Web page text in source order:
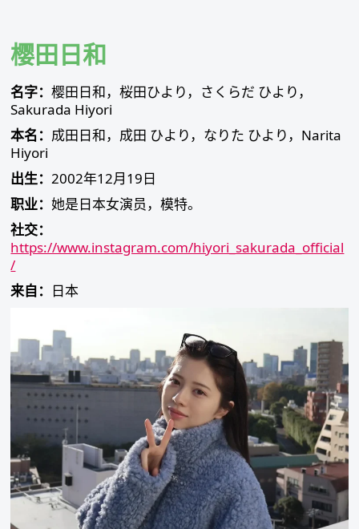
content
樱田日和
名字：樱田日和，桜田ひより，さくらだ ひより，
Sakurada Hiyori
本名： 成田日和，成田 ひより，なりた ひより，Narita
Hiyori
出生：2002年12月19日
职业：她是日本女演员，模特。
社交：
https://www.instagram.com/hiyori_sakurada_official
/
来自： 日本